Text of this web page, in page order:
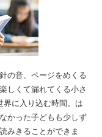
の音、ページをめくる
しくて漏れてくる小さ
に入り込む時間。は
かった子どもも少しず
みきることができま